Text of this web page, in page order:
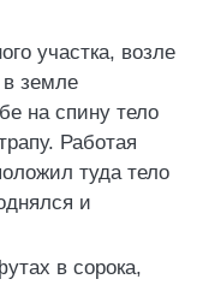
участка, возле
в земле
на спину тело
Работая
туда тело
и
в сорока,